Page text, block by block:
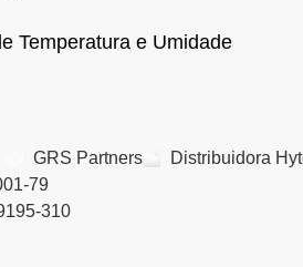
Temperatura e Umidade
GRS Partners Distribuidora
79
310